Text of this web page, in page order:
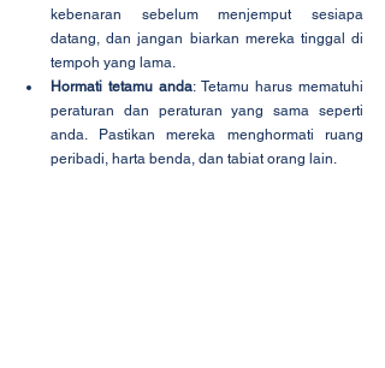
kebenaran sebelum menjemput sesiapa
datang, dan jangan biarkan mereka tinggal di
tempoh yang lama.
Hormati tetamu anda: Tetamu harus mematuhi
peraturan dan peraturan yang sama seperti
anda. Pastikan mereka menghormati ruang
peribadi, harta benda, dan tabiat orang lain.